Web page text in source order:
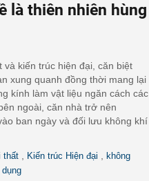
là thiên nhiên hùng
kiến trúc hiện đại, căn biệt
xung quanh đồng thời mang lại
kính làm vật liệu ngăn cách các
ngoài, căn nhà trở nên
ban ngày và đối lưu không khí
thất Kiến trúc Hiện đại
không